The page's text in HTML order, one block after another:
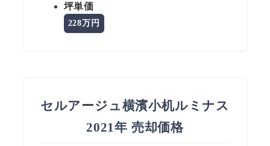
坪単価
228万円
セルアージュ横濱小机ルミナス
2021年 売却価格